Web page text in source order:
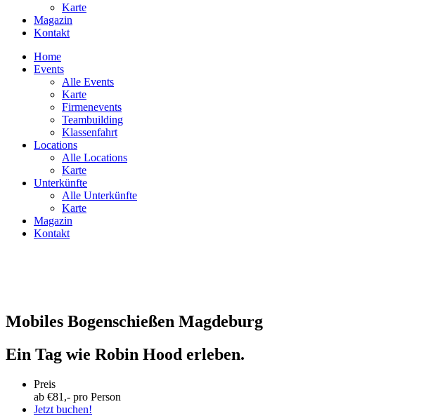
Karte
Magazin
Kontakt
Home
Events
Alle Events
Karte
Firmenevents
Teambuilding
Klassenfahrt
Locations
Alle Locations
Karte
Unterkünfte
Alle Unterkünfte
Karte
Magazin
Kontakt
Mobiles Bogenschießen Magdeburg
Ein Tag wie Robin Hood erleben.
Preis
ab €81 ,- pro Person
Jetzt buchen!